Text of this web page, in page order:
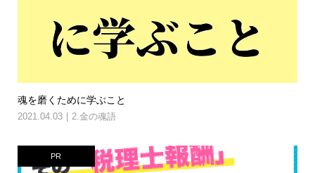
魂を磨くために学ぶこと
2021.04.03 2.金の魂語
PR